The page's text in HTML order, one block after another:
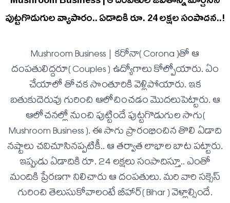
పుట్ట‌గొడుగుల వ్యాపారం.. ఏడాదికి రూ. 24 ల‌క్ష‌ల సంపాద‌న‌..!
Mushroom Business | క‌రోనా( Corona )తో ఆ
దంప‌తులిద్దరూ( Couples ) ఉద్యోగాలు కోల్పోయారు. ఏం
చేయాలో తోచ‌క సొంతూరికి వెళ్లిపోయారు. ఇక‌
బ‌తుకుదెరువు గురించి ఆలోచించ‌డం మొద‌లుపెట్టారు. ఆ
ఆలోచ‌న‌ల్లో నుంచి పుట్టిందే పుట్ట‌గొడుగుల సాగు(
Mushroom Business ). ఈ సాగు ప్రారంభించిన తొలి ఏడాది
న‌ష్టాలు చ‌విచూసిన‌ప్ప‌టికీ.. ఆ త‌ర్వాత లాభాల బాట ప‌ట్టారు.
ఇప్పుడు ఏడాదికి రూ. 24 ల‌క్ష‌లు సంపాదిస్తూ.. ఎంతో
మందికి ప్రేర‌ణ‌గా నిలిచారు ఆ దంప‌తులు. మ‌రి వారి స‌క్సెస్
గురించి తెలుసుకోవాలంటే బీహార్( Bihar ) వెళ్లాల్సిందే.